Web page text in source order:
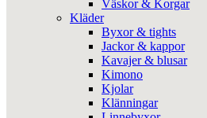
Väskor & Korgar
Kläder
Byxor & tights
Jackor & kappor
Kavajer & blusar
Kimono
Kjolar
Klänningar